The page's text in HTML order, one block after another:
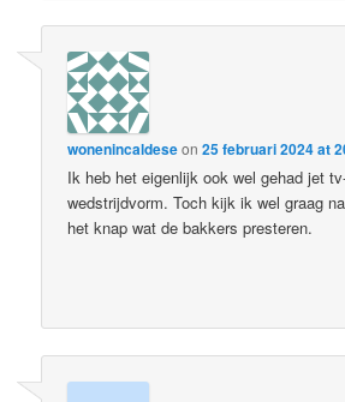
wonenincaldeseon25 februari 2024 at
Ik heb het eigenlijk ook wel gehad jet
wedstrijdvorm. Toch kijk ik wel graag
het knap wat de bakkers presteren.